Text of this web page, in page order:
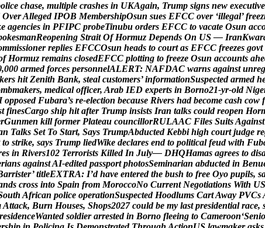
olice chase, multiple crashes in UKAgain, Trump signs new executive
OverAlleged IPOB MembershipOsun sues EFCC over ‘illegal’ freez
e agencies in PFIPC probeTinubu orders EFCC to vacate Osun acc
okesmanReopening Strait Of Hormuz Depends On US — IranKwar
mmissioner replies EFCCOsun heads to court as EFCC freezes govt
f Hormuz remains closedEFCC plotting to freeze Osun accounts ahe
,000 armed forces personnelALERT: NAFDAC warns against unreg
kers hit Zenith Bank, steal customers’ informationSuspected armed h
mbmakers, medical officer, Arab IED experts in Borno21-yr-old Nige
I opposed Fubara’s re-election because Rivers had become cash cow f
t finesCargo ship hit after Trump insists Iran talks could reopen Hor
rGunmen kill former Plateau councillorRULAAC Files SuitsAgainst
n Talks Set To Start, Says TrumpAbducted Kebbi high court judge re
to strike, says Trump liedWike declares end to political feud with Fub
es in Rivers102 Terrorists Killed In July— DHQHamas agrees to dis
rians againstAI-edited passport photosSeminarian abducted in Benu
arrister’ titleEXTRA: I’d have entered the bush to free Oyo pupils, s
nds cross into Spain from MoroccoNo Current Negotiations With US
outh African police operationSuspected Hoodlums CartAway PVCs
Attack, Burn Houses, Shops2027 could be my last presidential race,
residenceWanted soldier arrested in Borno fleeing to Cameroon‘Senio